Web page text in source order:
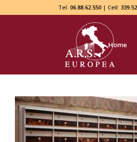
Tel:06.88.62.550 | Cell:
Home